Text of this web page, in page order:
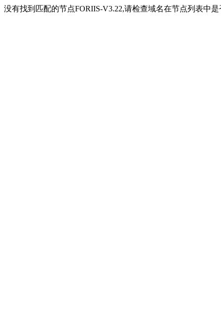
没有找到匹配的节点FORIIS-V3.22,请检查域名在节点列表中